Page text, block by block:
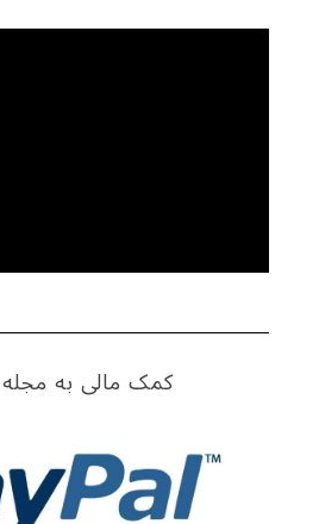
کمک مالی به مجله